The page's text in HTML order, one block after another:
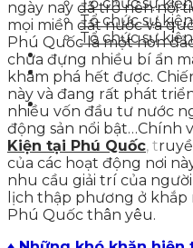
Tổ chức sự
Tổ chức sự
Tin tức sự kiện
Liên hệ
ngày nay đã trở nên nổi
mọi miền đất nước và
Phú Quốc là một hòn
chứa đựng nhiều bí ẩn
khám phá hết được. C
này và đang rất phát
nhiều vốn đầu tư nước
động sản nổi bật…Chính
Kiện tại Phú Quốc, t
của các hoạt động nơi
nhu cầu giải trí của
lịch thập phương ở
Phú Quốc thân yêu.